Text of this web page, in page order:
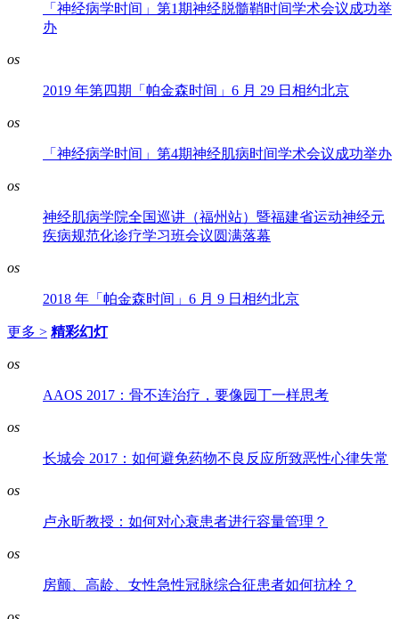
「神经病学时间」第1期神经脱髓鞘时间学术会议成功举
办
os
2019 年第四期「帕金森时间」6 月 29 日相约北京
os
「神经病学时间」第4期神经肌病时间学术会议成功举办
os
神经肌病学院全国巡讲（福州站）暨福建省运动神经元
疾病规范化诊疗学习班会议圆满落幕
os
2018 年「帕金森时间」6 月 9 日相约北京
更多 > 精彩幻灯
os
AAOS 2017：骨不连治疗，要像园丁一样思考
os
长城会 2017：如何避免药物不良反应所致恶性心律失常
os
卢永昕教授：如何对心衰患者进行容量管理？
os
房颤、高龄、女性急性冠脉综合征患者如何抗栓？